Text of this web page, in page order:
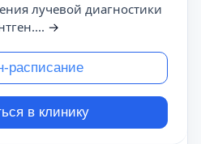
лучевой диагностики
→
расписание
в клинику